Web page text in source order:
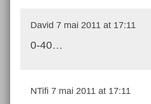
David 7 mai 2011 at 17:11
0-40…
NTifi 7 mai 2011 at 17:11